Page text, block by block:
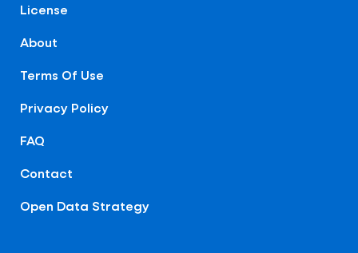
License
About
Terms Of Use
Privacy Policy
FAQ
Contact
Open Data Strategy